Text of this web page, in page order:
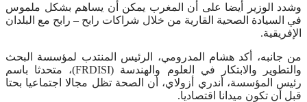
وشدد الوزير أيضا على أن المغرب يمكن أن يساهم بشكل ملموس
في السيادة الصحية القارية من خلال شراكات رابح – رابح مع البلدان
الإفريقية.
من جانبه، أكد هشام المدرومي، الرئيس المنتدب لمؤسسة البحث
والتطوير والابتكار في العلوم والهندسة (FRDISI)، متحدثا باسم
رئيس المؤسسة، أندري أزولاي، أن الصحة تظل مجالا اجتماعيا بحتا
قبل أن تكون ميدانا اقتصاديا.